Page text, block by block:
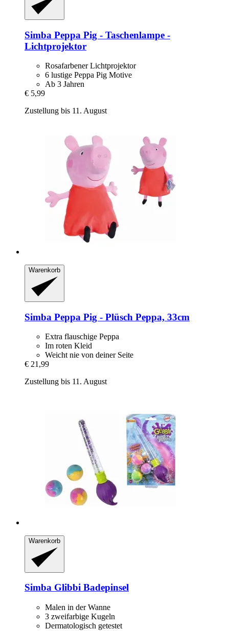
Simba Peppa Pig -​ Taschenlampe -​
Lichtprojektor
Rosafarbener Lichtprojektor
6 lustige Peppa Pig Motive
Ab 3 Jahren
€ 5,99
Zustellung bis 11. August
Warenkorb
Simba Peppa Pig -​ Plüsch Peppa, 33cm
Extra flauschige Peppa
Im roten Kleid
Weicht nie von deiner Seite
€ 21,99
Zustellung bis 11. August
Warenkorb
Simba Glibbi Badepinsel
Malen in der Wanne
3 zweifarbige Kugeln
Dermatologisch getestet